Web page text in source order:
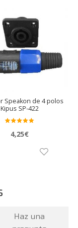
Speakon de 4 polos
Kipus SP-422
do en
4,25€
Haz una